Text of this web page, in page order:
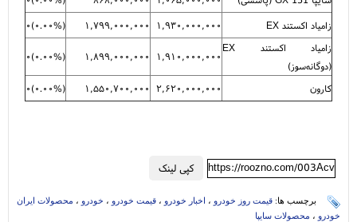
زامیاد اکستند EX
۱,۹۳۰,۰۰۰,۰۰۰ ۱,۷۹۹,۰۰۰,۰۰۰ (۰.۰۰%)۰
زامیاد اکستند EX
(دوگانه‌سوز)
۱,۹۱۰,۰۰۰,۰۰۰ ۱,۸۹۹,۰۰۰,۰۰۰ (۰.۰۰%)۰
کارون ۲,۶۲۰,۰۰۰,۰۰۰ ۱,۵۵۰,۷۰۰,۰۰۰ (۰.۰۰%)۰
کپی لینک https://roozno.com/003Acv
برچسب ها: قیمت روز خودرو ، اخبار خودرو ، قیمت خودرو ، خودرو ، محصولات ایران
خودرو ، محصولات سایپا